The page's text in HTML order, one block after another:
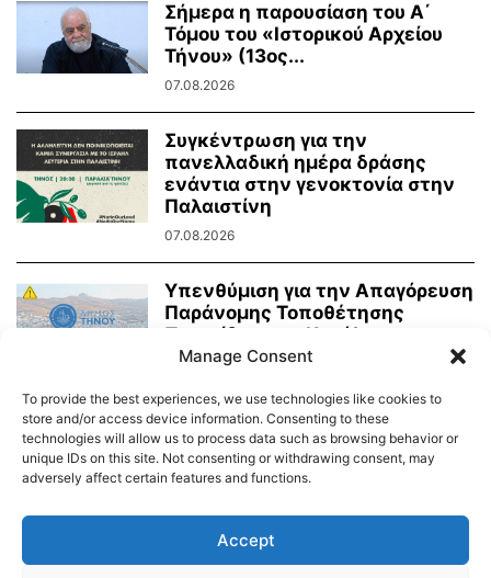
Σήμερα η παρουσίαση του Α΄
Τόμου του «Ιστορικού Αρχείου
Τήνου» (13ος...
07.08.2026
Συγκέντρωση για την
πανελλαδική ημέρα δράσης
ενάντια στην γενοκτονία στην
Παλαιστίνη
07.08.2026
Υπενθύμιση για την Απαγόρευση
Παράνομης Τοποθέτησης
Πινακίδων και Κατάληψης
Κοινόχρηστων Χώρων
Δημοτικό Λιμενικό Ταμείο Τήνου – Άνδρου
Manage Consent
To provide the best experiences, we use technologies like cookies to
store and/or access device information. Consenting to these
technologies will allow us to process data such as browsing behavior or
unique IDs on this site. Not consenting or withdrawing consent, may
adversely affect certain features and functions.
Accept